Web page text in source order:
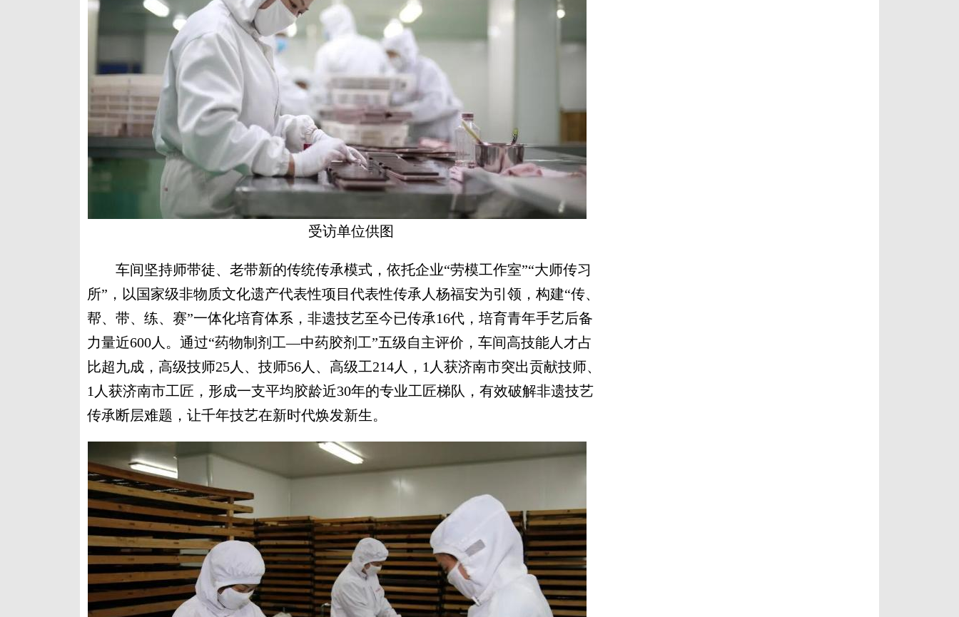
受访单位供图
车间坚持师带徒、老带新的传统传承模式，依托企业“劳模工作室”“大师传习
所”，以国家级非物质文化遗产代表性项目代表性传承人杨福安为引领，构建“传、
帮、带、练、赛”一体化培育体系，非遗技艺至今已传承16代，培育青年手艺后备
力量近600人。通过“药物制剂工—中药胶剂工”五级自主评价，车间高技能人才占
比超九成，高级技师25人、技师56人、高级工214人，1人获济南市突出贡献技师、
1人获济南市工匠，形成一支平均胶龄近30年的专业工匠梯队，有效破解非遗技艺
传承断层难题，让千年技艺在新时代焕发新生。